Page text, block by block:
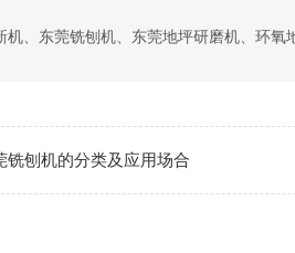
机、 东莞铣刨机、 东莞地坪研磨机、 环氧
铣刨机的分类及应用场合